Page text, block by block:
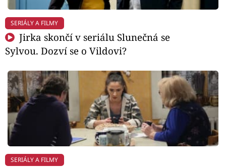
Sledujte nás
SERIÁLY A FILMY
Jirka skončí v seriálu Slunečná se
Sylvou. Dozví se o Vildovi?
SERIÁLY A FILMY